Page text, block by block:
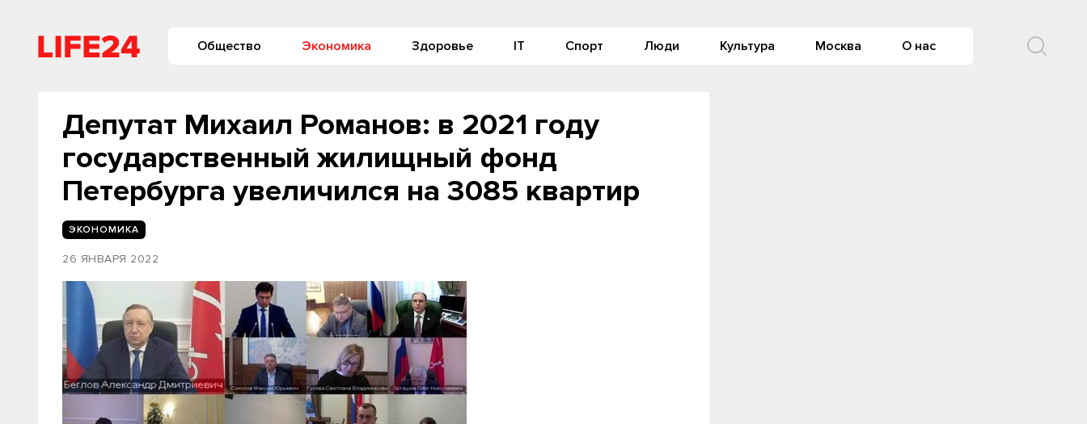
Общество Экономика Здоровье IT Спорт Люди Культура Москва О нас
Депутат Михаил Романов: в 2021 году
государственный жилищный фонд
Петербурга увеличился на 3085 квартир
ЭКОНОМИКА
26 ЯНВАРЯ 2022